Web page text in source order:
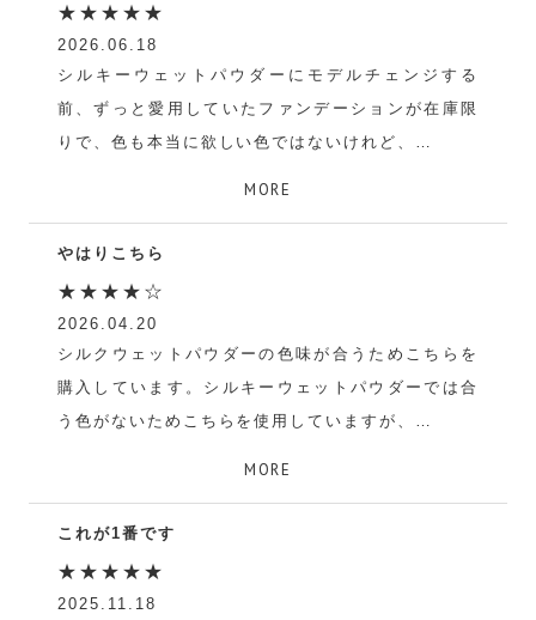
★★★★★
2026.06.18
シルキーウェットパウダーにモデルチェンジする
前、ずっと愛用していたファンデーションが在庫限
りで、色も本当に欲しい色ではないけれど、
して欲しい一品です。検討よろしくお願いいたしま
す。
けろぽこ
MORE
やはりこちら
★★★★☆
2026.04.20
シルクウェットパウダーの色味が合うためこちらを
購入しています。シルキーウェットパウダーでは合
う色がないためこちらを使用していますが、
す。塗り直しをしても厚ぼったくならず、スポンジ
MORE
これが1番です
★★★★★
2025.11.18